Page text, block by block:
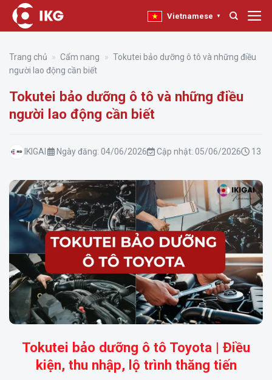
qua
dung
Vietnamese ▼
Trang chủ » Cẩm nang » Tokutei bảo dưỡng ô tô và những điều
người lao động cần biết
Tokutei bảo dưỡng ô tô và những điều
người lao động cần biết
IKIGAI Ngày đăng:04/06/2026 Cập nhật: 05/06/2026 13
Tokutei bảo dưỡng ô tô Toyota | Điều
kiện, thu nhập, lộ trình thăng tiến